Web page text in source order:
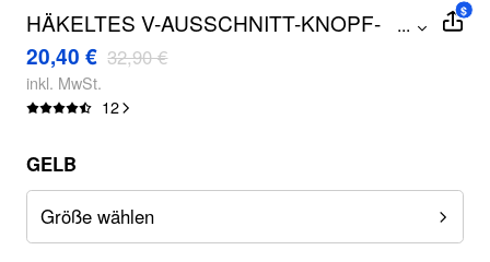
HÄKELTES V-AUSSCHNITT-KNOPF-
FLORALES DURCHBROCHENES
STRICKJACKE
...
20,40 € 32,90 €
inkl. MwSt.
12
$
GELB
Größe wählen